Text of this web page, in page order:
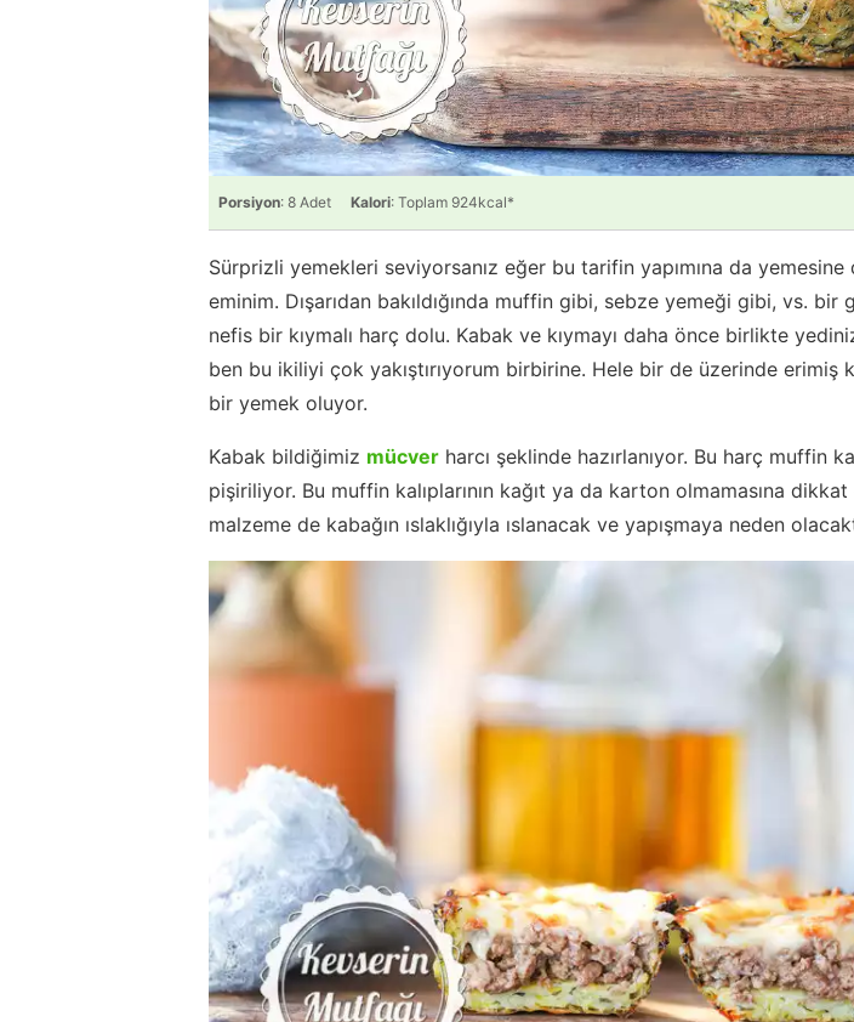
Porsiyon: 8 Adet Kalori: Toplam 924kcal*
Sürprizli yemekleri seviyorsanız eğer bu tarifin yapımına da yemesine
eminim. Dışarıdan bakıldığında muffin gibi, sebze yemeği gibi, vs. bir
nefis bir kıymalı harç dolu. Kabak ve kıymayı daha önce birlikte
ben bu ikiliyi çok yakıştırıyorum birbirine. Hele bir de üzerinde erimiş
bir yemek oluyor.
Kabak bildiğimiz mücver harcı şeklinde hazırlanıyor. Bu harç muffin
pişiriliyor. Bu muffin kalıplarının kağıt ya da karton olmamasına
malzeme de kabağın ıslaklığıyla ıslanacak ve yapışmaya neden